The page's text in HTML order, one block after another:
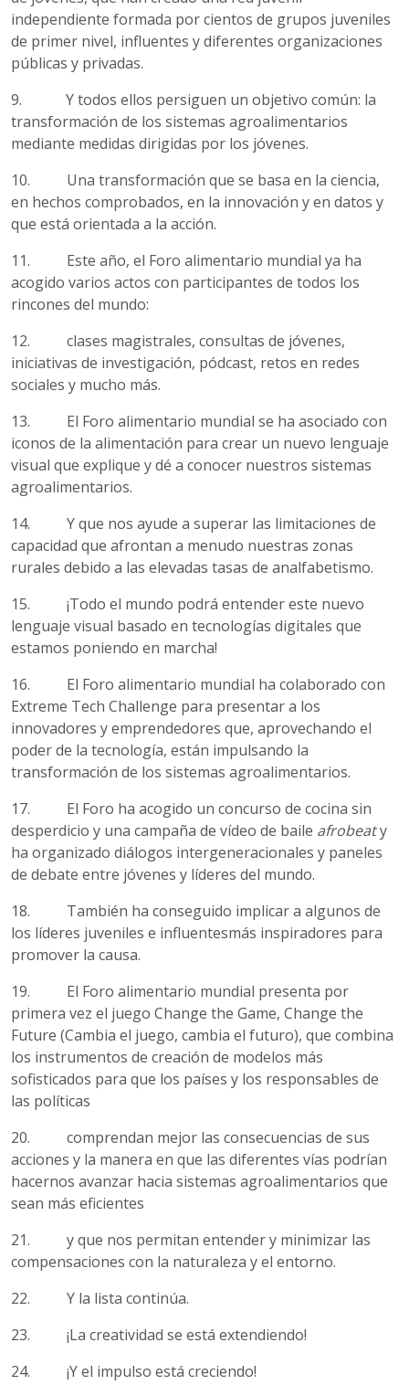
independiente formada por cientos de grupos juveniles
de primer nivel, influentes y diferentes organizaciones
públicas y privadas.
9. Y todos ellos persiguen un objetivo común: la
transformación de los sistemas agroalimentarios
mediante medidas dirigidas por los jóvenes.
10. Una transformación que se basa en la ciencia,
en hechos comprobados, en la innovación y en datos y
que está orientada a la acción.
11. Este año, el Foro alimentario mundial ya ha
acogido varios actos con participantes de todos los
rincones del mundo:
12. clases magistrales, consultas de jóvenes,
iniciativas de investigación, pódcast, retos en redes
sociales y mucho más.
13. El Foro alimentario mundial se ha asociado con
iconos de la alimentación para crear un nuevo lenguaje
visual que explique y dé a conocer nuestros sistemas
agroalimentarios.
14. Y que nos ayude a superar las limitaciones de
capacidad que afrontan a menudo nuestras zonas
rurales debido a las elevadas tasas de analfabetismo.
15. ¡Todo el mundo podrá entender este nuevo
lenguaje visual basado en tecnologías digitales que
estamos poniendo en marcha!
16. El Foro alimentario mundial ha colaborado con
Extreme Tech Challenge para presentar a los
innovadores y emprendedores que, aprovechando el
poder de la tecnología, están impulsando la
transformación de los sistemas agroalimentarios.
17. El Foro ha acogido un concurso de cocina sin
desperdicio y una campaña de vídeo de baile afrobeaty
ha organizado diálogos intergeneracionales y paneles
de debate entre jóvenes y líderes del mundo.
18. También ha conseguido implicar a algunos de
los líderes juveniles e influentesmás inspiradores para
promover la causa.
19. El Foro alimentario mundial presenta por
primera vez el juego Change the Game, Change the
Future (Cambia el juego, cambia el futuro), que combina
los instrumentos de creación de modelos más
sofisticados para que los países y los responsables de
las políticas
20. comprendan mejor las consecuencias de sus
acciones y la manera en que las diferentes vías podrían
hacernos avanzar hacia sistemas agroalimentarios que
sean más eficientes
21. y que nos permitan entender y minimizar las
compensaciones con la naturaleza y el entorno.
22. Y la lista continúa.
23. ¡La creatividad se está extendiendo!
24. ¡Y el impulso está creciendo!